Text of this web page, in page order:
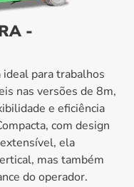
-
para trabalhos
nas versões de 8m,
e eficiência
com design
ela
mas também
do operador.